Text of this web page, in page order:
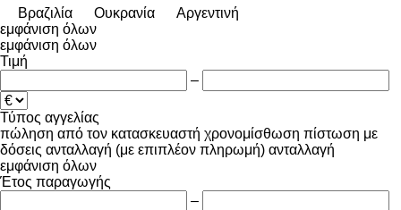
Βραζιλία
Ουκρανία
Αργεντινή
εμφάνιση όλων
εμφάνιση όλων
Τιμή
–
Τύπος αγγελίας
πώληση από τον κατασκευαστή χρονομίσθωση πίστωση με
δόσεις ανταλλαγή (με επιπλέον πληρωμή) ανταλλαγή
εμφάνιση όλων
Έτος παραγωγής
–